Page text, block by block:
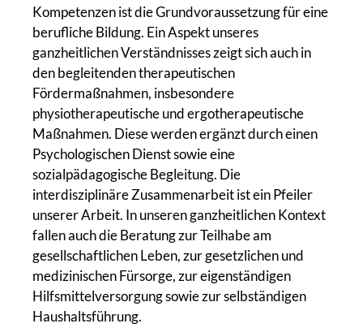
Kompetenzen ist die Grundvoraussetzung für eine
berufliche Bildung. Ein Aspekt unseres
ganzheitlichen Verständnisses zeigt sich auch in
den begleitenden therapeutischen
Fördermaßnahmen, insbesondere
physiotherapeutische und ergotherapeutische
Maßnahmen. Diese werden ergänzt durch einen
Psychologischen Dienst sowie eine
sozialpädagogische Begleitung. Die
interdisziplinäre Zusammenarbeit ist ein Pfeiler
unserer Arbeit. In unseren ganzheitlichen Kontext
fallen auch die Beratung zur Teilhabe am
gesellschaftlichen Leben, zur gesetzlichen und
medizinischen Fürsorge, zur eigenständigen
Hilfsmittelversorgung sowie zur selbständigen
Haushaltsführung.